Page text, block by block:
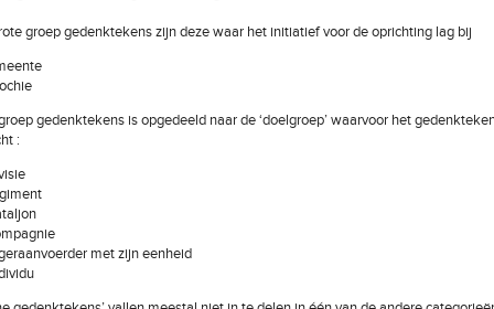
groep gedenktekens zijn deze waar het initiatief voor de oprichting lag bij
gedenktekens is opgedeeld naar de ‘doelgroep’ waarvoor het
:
met zijn eenheid